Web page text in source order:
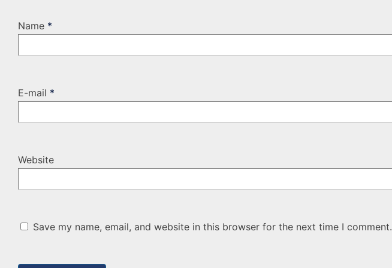
Name *
E-mail *
Website
Save my name, email, and website in this browser for the next time I comment.